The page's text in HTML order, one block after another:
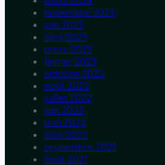
novembre 2023
juin 2023
avril 2023
mars 2023
février 2023
octobre 2022
août 2022
juillet 2022
juin 2022
mai 2022
avril 2022
septembre 2021
août 2021